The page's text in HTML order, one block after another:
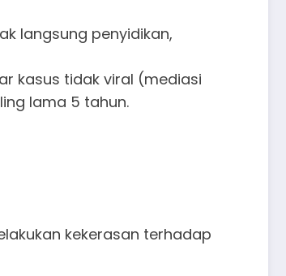
langsung penyidikan,
kasus tidak viral (mediasi
lama 5 tahun.
kekerasan terhadap